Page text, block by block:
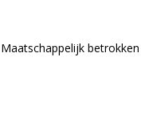
Maatschappelijk betrokken